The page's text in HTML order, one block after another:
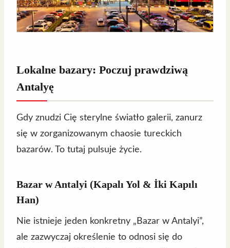
Lokalne bazary: Poczuj prawdziwą
Antalyę
Gdy znudzi Cię sterylne światło galerii, zanurz
się w zorganizowanym chaosie tureckich
bazarów. To tutaj pulsuje życie.
Bazar w Antalyi (Kapalı Yol & İki Kapılı
Han)
Nie istnieje jeden konkretny „Bazar w Antalyi”,
ale zazwyczaj określenie to odnosi się do